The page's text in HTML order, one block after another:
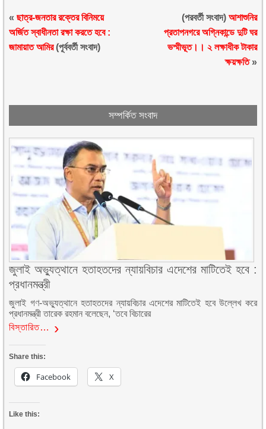
«ছাত্র-জনতার রক্তের বিনিময়ে
অর্জিত স্বাধীনতা রক্ষা করতে হবে :
জামায়াত আমির(পূর্ববর্তী সংবাদ)
(পরবর্তী সংবাদ) আশাশুনির
প্রতাপনগরে অগ্নিকান্ডে দুটি ঘর
ভস্মীভূত।। ২ লক্ষাধীক টাকার
ক্ষয়ক্ষতি»
সম্পর্কিত সংবাদ
জুলাই অভ্যুত্থানে হতাহতদের ন্যায়বিচার এদেশের মাটিতেই হবে :
প্রধানমন্ত্রী
জুলাই গণ-অভ্যুত্থানে হতাহতদের ন্যায়বিচার এদেশের মাটিতেই হবে উল্লেখ করে
প্রধানমন্ত্রী তারেক রহমান বলেছেন, ‘তবে বিচারের
বিস্তারিত…
Share this:
Facebook X
Like this: